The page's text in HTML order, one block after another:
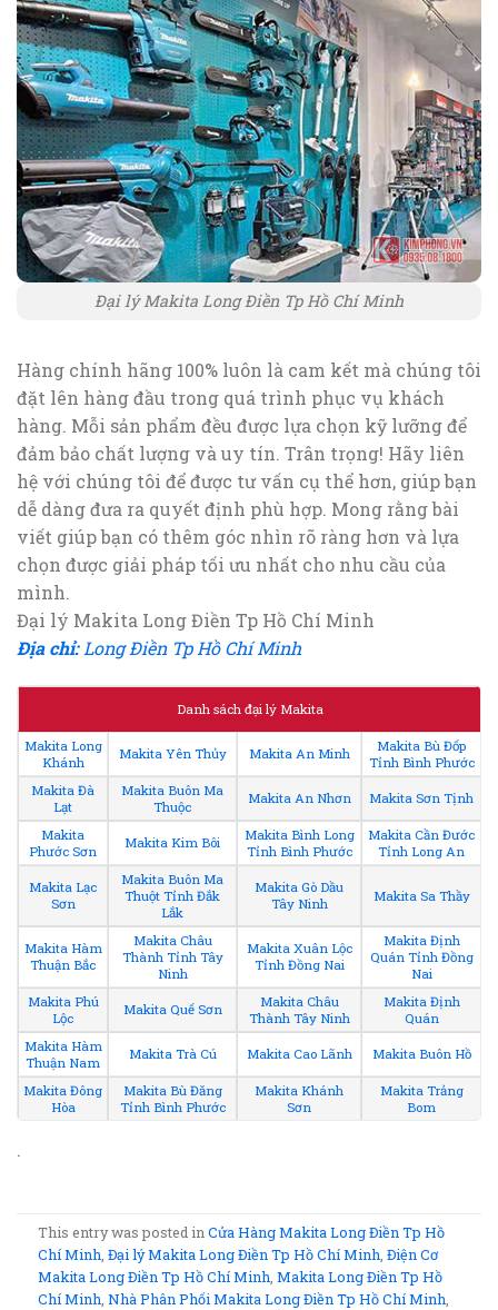
Đại lý Makita Long Điền Tp Hồ Chí Minh
Hàng chính hãng 100% luôn là cam kết mà chúng tôi
đặt lên hàng đầu trong quá trình phục vụ khách
hàng. Mỗi sản phẩm đều được lựa chọn kỹ lưỡng để
đảm bảo chất lượng và uy tín. Trân trọng! Hãy liên
hệ với chúng tôi để được tư vấn cụ thể hơn, giúp bạn
dễ dàng đưa ra quyết định phù hợp. Mong rằng bài
viết giúp bạn có thêm góc nhìn rõ ràng hơn và lựa
chọn được giải pháp tối ưu nhất cho nhu cầu của
mình.
Đại lý Makita Long Điền Tp Hồ Chí Minh
Địa chỉ: Long Điền Tp Hồ Chí Minh
Danh sách đại lý Makita
Makita Long
Khánh
Makita Yên Thủy Makita An Minh
Makita Bù Đốp
Tỉnh Bình Phước
Makita Đà
Lạt
Makita Buôn Ma
Thuộc
Makita An Nhơn Makita Sơn Tịnh
Makita
Phước Sơn
Makita Kim Bôi
Makita Bình Long
Tỉnh Bình Phước
Makita Cần Đước
Tỉnh Long An
Makita Lạc
Sơn
Makita Buôn Ma
Thuột Tỉnh Đắk
Lắk
Makita Gò Dầu
Tây Ninh
Makita Sa Thầy
Makita Hàm
Thuận Bắc
Makita Châu
Thành Tỉnh Tây
Ninh
Makita Xuân Lộc
Tỉnh Đồng Nai
Makita Định
Quán Tỉnh Đồng
Nai
Makita Phú
Lộc
Makita Quế Sơn
Makita Châu
Thành Tây Ninh
Makita Định
Quán
Makita Hàm
Thuận Nam
Makita Trà Cú Makita Cao Lãnh Makita Buôn Hồ
Makita Đông
Hòa
Makita Bù Đăng
Tỉnh Bình Phước
Makita Khánh
Sơn
Makita Trảng
Bom
.
This entry was posted inCửa Hàng Makita Long Điền Tp Hồ
Chí Minh ,Đại lý Makita Long Điền Tp Hồ Chí Minh ,Điện Cơ
Makita Long Điền Tp Hồ Chí Minh ,Makita Long Điền Tp Hồ
Chí Minh ,Nhà Phân Phối Makita Long Điền Tp Hồ Chí Minh